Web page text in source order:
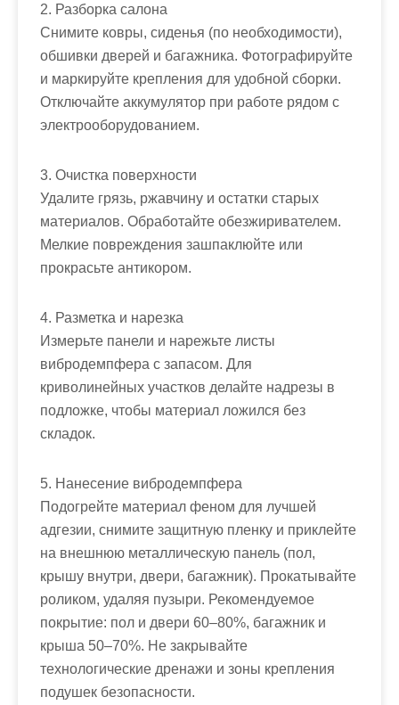
2. Разборка салона
Снимите ковры, сиденья (по необходимости),
обшивки дверей и багажника. Фотографируйте
и маркируйте крепления для удобной сборки.
Отключайте аккумулятор при работе рядом с
электрооборудованием.
3. Очистка поверхности
Удалите грязь, ржавчину и остатки старых
материалов. Обработайте обезжиривателем.
Мелкие повреждения зашпаклюйте или
прокрасьте антикором.
4. Разметка и нарезка
Измерьте панели и нарежьте листы
вибродемпфера с запасом. Для
криволинейных участков делайте надрезы в
подложке, чтобы материал ложился без
складок.
5. Нанесение вибродемпфера
Подогрейте материал феном для лучшей
адгезии, снимите защитную пленку и приклейте
на внешнюю металлическую панель (пол,
крышу внутри, двери, багажник). Прокатывайте
роликом, удаляя пузыри. Рекомендуемое
покрытие: пол и двери 60–80%, багажник и
крыша 50–70%. Не закрывайте
технологические дренажи и зоны крепления
подушек безопасности.